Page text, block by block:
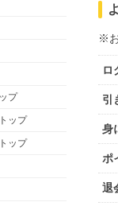
プ
ップ
ップ
※
ロ
引
身
ポ
退